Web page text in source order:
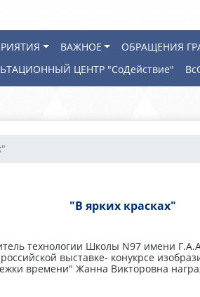
ВАЖНОЕ ОБРАЩЕНИЯ
ЦЕНТР "СоДействие"
"В ярких красках"
технологии Школы N97 имени
выставке- конукрсе
времени" Жанна Викторовна